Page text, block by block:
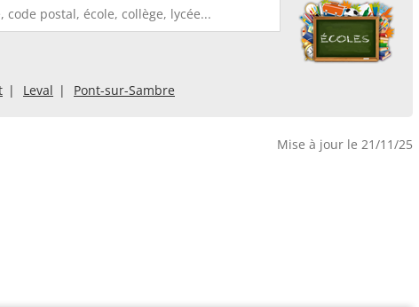
Leval Pont-sur-Sambre
Mise à jour le 21/11/25